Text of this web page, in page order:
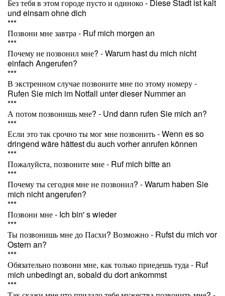
Без тебя в этом городе пусто и одиноко - Diese Stadt ist kalt
und einsam ohne dich
***
Позвони мне завтра - Ruf mich morgen an
***
Почему не позвонил мне? - Warum hast du mich nicht
einfach Angerufen?
***
В экстренном случае позвоните мне по этому номеру -
Rufen Sie mich im Notfall unter dieser Nummer an
***
А потом позвонишь мне? - Und dann rufen Sie mich an?
***
Если это так срочно ты мог мне позвонить - Wenn es so
dringend wäre hättest du auch vorher anrufen können
***
Пожалуйста, позвоните мне - Ruf mich bitte an
***
Почему ты сегодня мне не позвонил? - Warum haben Sie
mich nicht angerufen?
***
Позвони мне - Ich bin' s wieder
***
Ты позвонишь мне до Пасхи? Возможно - Rufst du mich vor
Ostern an?
***
Обязательно позвони мне, как только приедешь туда - Ruf
mich unbedingt an, sobald du dort ankommst
***